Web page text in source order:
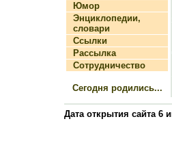
Юмор
Энциклопедии,
словари
Ссылки
Рассылка
Сотрудничество
Сегодня родились...
Дата открытия сайта 6